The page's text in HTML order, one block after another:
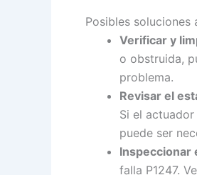
Posibles
Verificar y
o obstruida,
problema.
Revisar el
Si el
puede ser
Inspeccionar
falla P1247.